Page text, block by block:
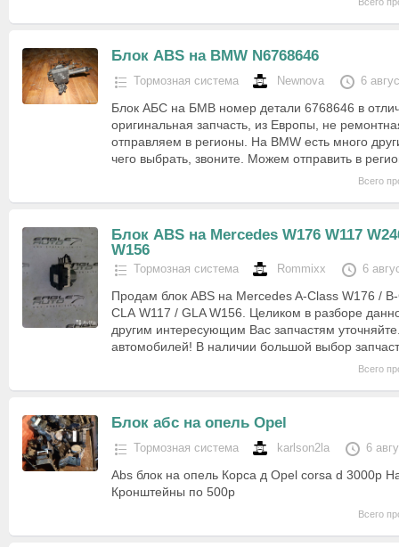
Блок ABS на BMW N6768646
Тормозная система Newnova 6
Блок АБС на БМВ номер детали 6768646 в
оригинальная запчасть, из Европы, не
отправляем в регионы. На BMW есть много
чего выбрать, звоните. Можем отправить в
Всего
Блок ABS на Mercedes W176 W117
W156
Тормозная система Rommixx 6
Продам блок ABS на Mercedes A-Class W176 /
CLA W117 / GLA W156. Целиком в разборе
другим интересующим Вас запчастям
автомобилей! В наличии большой выбор
Всего
Блок абс на опель Opel
Тормозная система karlson2la 6
Abs блок на опель Корса д Opel corsa d 3000р
Кронштейны по 500р
Всего